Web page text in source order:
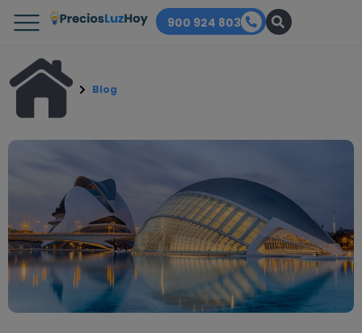
900 924 803
Blog